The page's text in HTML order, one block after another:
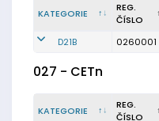
KATEGORIE
REG.
ČÍSLO
D21B 0260001
027 - CETn
KATEGORIE
REG.
ČÍSLO